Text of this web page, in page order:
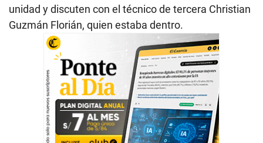
unidad y discuten con el técnico de tercera Christian
Guzmán Florián, quien estaba dentro.